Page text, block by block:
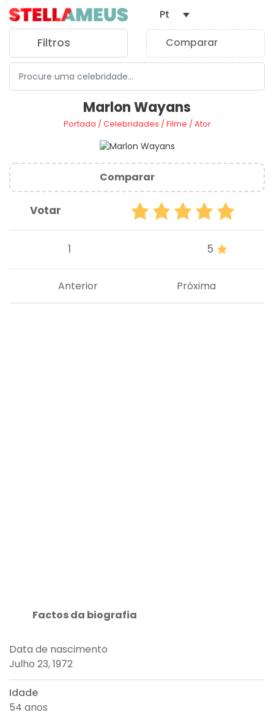
Filtros Comparar
Pt
Marlon Wayans
Portada /Celebridades /Filme /Ator
Comparar
Votar
1 5
Próxima
Anterior
Factos da biografia
Data de nascimento
Julho 23, 1972
Idade
54 anos